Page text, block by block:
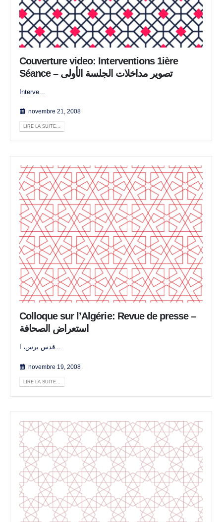
Couverture video: Interventions 1ière
Séance – تصوير مداخلات الجلسة الأولى
Interve...
novembre 21, 2008
LIRE LA SUITE...
Colloque sur l’Algérie: Revue de presse –
استعراض الصحافة
قدس برس، ا...
novembre 19, 2008
LIRE LA SUITE...